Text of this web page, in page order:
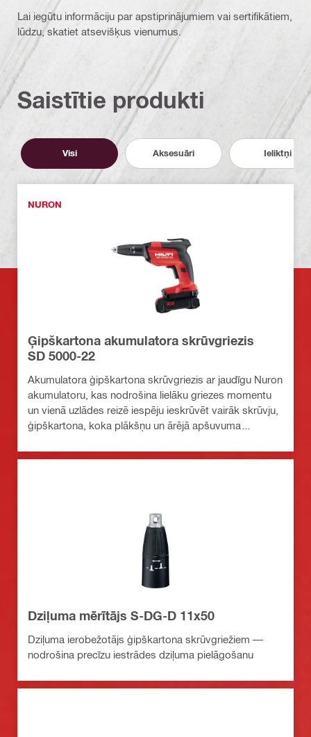
Lai iegūtu informāciju par apstiprinājumiem vai sertifikātiem,
lūdzu, skatiet atsevišķus vienumus.
Saistītie produkti
Visi Aksesuāri Ieliktņi
NURON
Ģipškartona akumulatora skrūvgriezis
SD 5000-22
Akumulatora ģipškartona skrūvgriezis ar jaudīgu Nuron
akumulatoru, kas nodrošina lielāku griezes momentu
un vienā uzlādes reizē iespēju ieskrūvēt vairāk skrūvju,
ģipškartona, koka plākšņu un ārējā apšuvuma
Dziļuma mērītājs S-DG-D 11x50
Dziļuma ierobežotājs ģipškartona skrūvgriežiem —
nodrošina precīzu iestrādes dziļuma pielāgošanu